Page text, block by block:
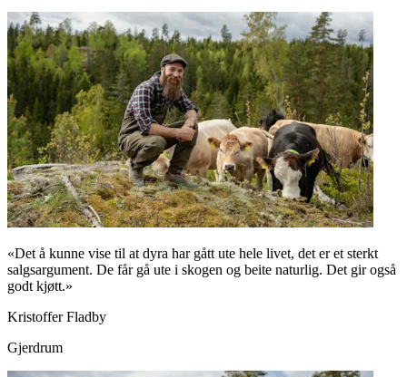
«Det å kunne vise til at dyra har gått ute hele livet, det er et sterkt
salgsargument. De får gå ute i skogen og beite naturlig. Det gir også
godt kjøtt.»
Kristoffer Fladby
Gjerdrum